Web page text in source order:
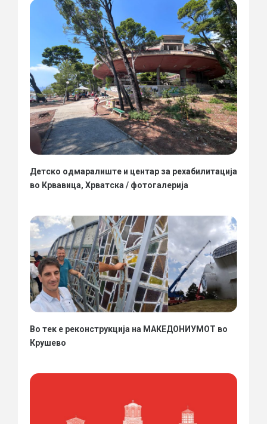
Детско одмаралиште и центар за рехабилитација
во Крвавица, Хрватска / фотогалерија
Во тек е реконструкција на МАКЕДОНИУМОТ во
Крушево